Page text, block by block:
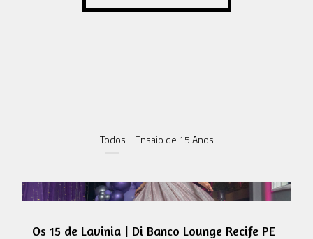
Todos Ensaio de 15 Anos
Os 15 de Lavinia | Di Banco Lounge Recife PE